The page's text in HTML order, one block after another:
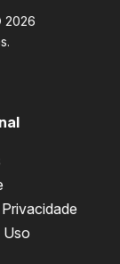
2026
Uso